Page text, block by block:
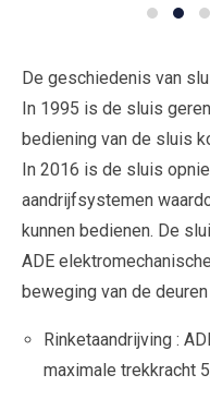
De geschiedenis van
In 1995 is de sluis
bediening van de sluis
In 2016 is de sluis
aandrijfsystemen
kunnen bedienen. De
ADE
beweging van de
Rinketaandrijving :
maximale trekkracht